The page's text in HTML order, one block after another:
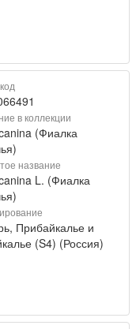
в коллекции
(Фиалка
название
L. (Фиалка
Прибайкалье и
(S4) (Россия)